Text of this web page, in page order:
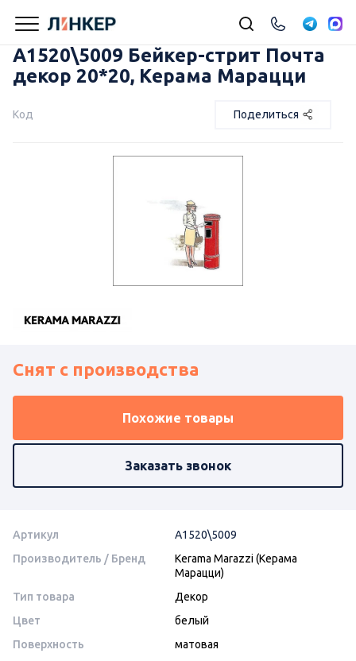
A1520\5009 Бейкер-стрит Почта
декор 20*20, Керама Марацци
Код Поделиться
Снят с производства
Похожие товары
Заказать звонок
Артикул
A1520\5009
Производитель / Бренд
Kerama Marazzi (Керама
Марацци)
Тип товара
Декор
Цвет
белый
Поверхность
матовая